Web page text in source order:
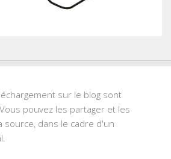
sur le blog sont
. Vous pouvez les partager et les
source, dans le cadre d'un